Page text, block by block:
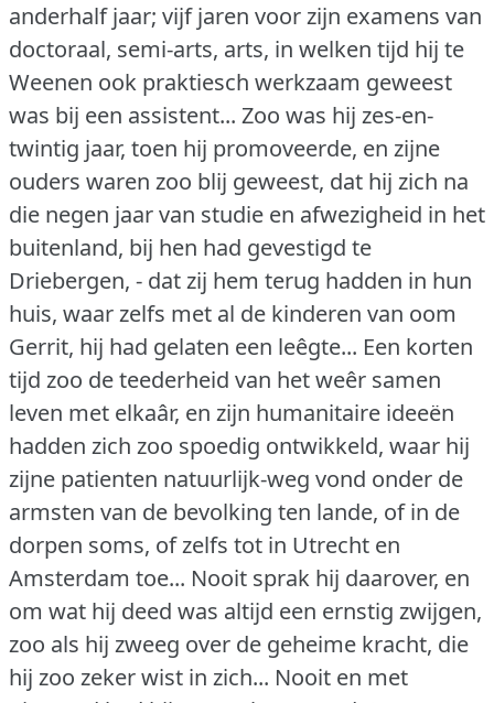
anderhalf jaar; vijf jaren voor zijn examens van
doctoraal, semi-arts, arts, in welken tijd hij te
Weenen ook praktiesch werkzaam geweest
was bij een assistent... Zoo was hij zes-en-
twintig jaar, toen hij promoveerde, en zijne
ouders waren zoo blij geweest, dat hij zich na
die negen jaar van studie en afwezigheid in het
buitenland, bij hen had gevestigd te
Driebergen, - dat zij hem terug hadden in hun
huis, waar zelfs met al de kinderen van oom
Gerrit, hij had gelaten een leêgte... Een korten
tijd zoo de teederheid van het weêr samen
leven met elkaâr, en zijn humanitaire ideeën
hadden zich zoo spoedig ontwikkeld, waar hij
zijne patienten natuurlijk-weg vond onder de
armsten van de bevolking ten lande, of in de
dorpen soms, of zelfs tot in Utrecht en
Amsterdam toe... Nooit sprak hij daarover, en
om wat hij deed was altijd een ernstig zwijgen,
zoo als hij zweeg over de geheime kracht, die
hij zoo zeker wist in zich... Nooit en met